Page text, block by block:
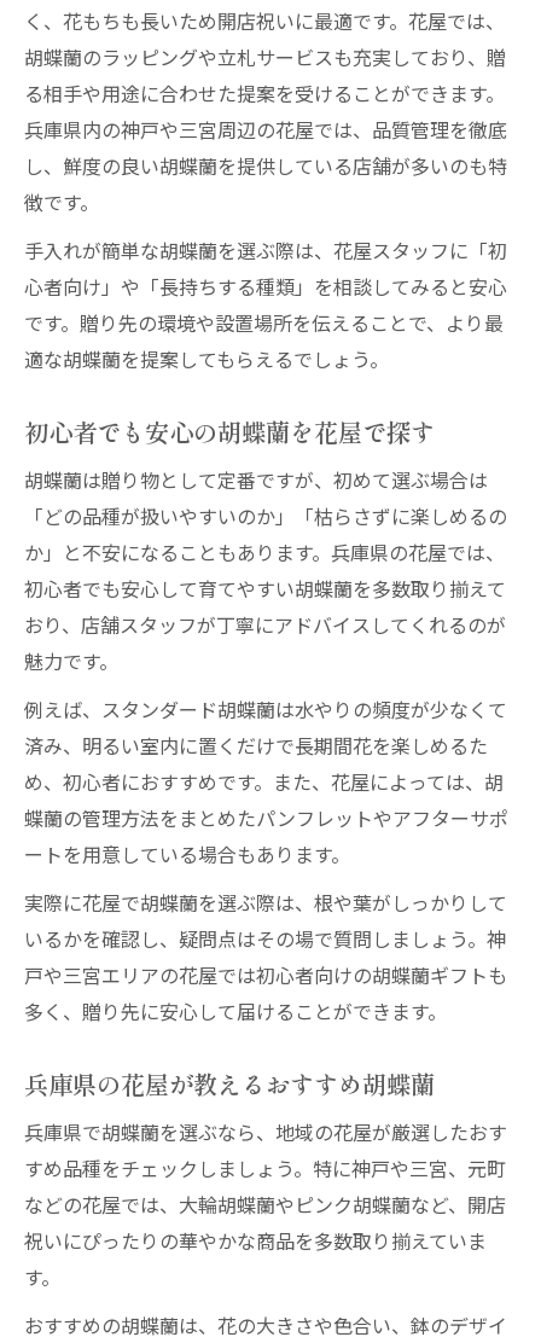
く、花もちも長いため開店祝いに最適です。花屋では、
胡蝶蘭のラッピングや立札サービスも充実しており、贈
る相手や用途に合わせた提案を受けることができます。
兵庫県内の神戸や三宮周辺の花屋では、品質管理を徹底
し、鮮度の良い胡蝶蘭を提供している店舗が多いのも特
徴です。
手入れが簡単な胡蝶蘭を選ぶ際は、花屋スタッフに「初
心者向け」や「長持ちする種類」を相談してみると安心
です。贈り先の環境や設置場所を伝えることで、より最
適な胡蝶蘭を提案してもらえるでしょう。
初心者でも安心の胡蝶蘭を花屋で探す
胡蝶蘭は贈り物として定番ですが、初めて選ぶ場合は
「どの品種が扱いやすいのか」「枯らさずに楽しめるの
か」と不安になることもあります。兵庫県の花屋では、
初心者でも安心して育てやすい胡蝶蘭を多数取り揃えて
おり、店舗スタッフが丁寧にアドバイスしてくれるのが
魅力です。
例えば、スタンダード胡蝶蘭は水やりの頻度が少なくて
済み、明るい室内に置くだけで長期間花を楽しめるた
め、初心者におすすめです。また、花屋によっては、胡
蝶蘭の管理方法をまとめたパンフレットやアフターサポ
ートを用意している場合もあります。
実際に花屋で胡蝶蘭を選ぶ際は、根や葉がしっかりして
いるかを確認し、疑問点はその場で質問しましょう。神
戸や三宮エリアの花屋では初心者向けの胡蝶蘭ギフトも
多く、贈り先に安心して届けることができます。
兵庫県の花屋が教えるおすすめ胡蝶蘭
兵庫県で胡蝶蘭を選ぶなら、地域の花屋が厳選したおす
すめ品種をチェックしましょう。特に神戸や三宮、元町
などの花屋では、大輪胡蝶蘭やピンク胡蝶蘭など、開店
祝いにぴったりの華やかな商品を多数取り揃えていま
す。
おすすめの胡蝶蘭は、花の大きさや色合い、鉢のデザイ